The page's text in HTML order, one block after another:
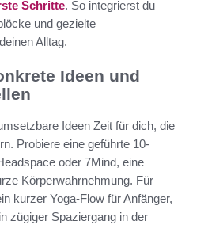
Schritte. So integrierst du
und gezielte
Alltag.
Ideen und
Ideen Zeit für dich, die
Probiere eine geführte 10-
oder 7Mind, eine
Körperwahrnehmung. Für
kurzer Yoga-Flow für Anfänger,
zügiger Spaziergang in der